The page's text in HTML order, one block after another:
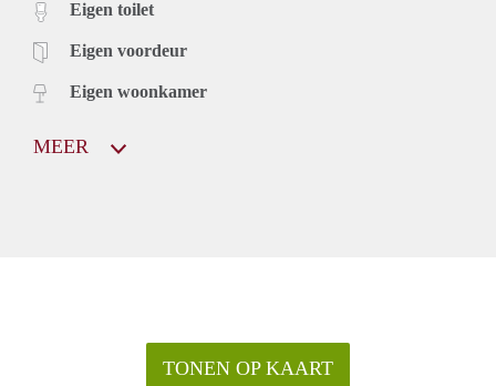
Eigen toilet
Eigen voordeur
Eigen woonkamer
MEER
TONEN OP KAART